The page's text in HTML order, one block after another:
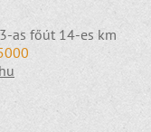
as főút 14-es km